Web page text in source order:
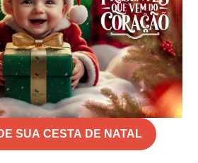
SUA CESTA DE NATAL